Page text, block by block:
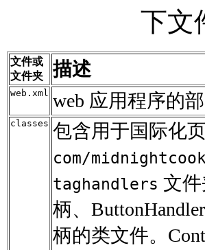
下文
文件或
文件夹
描述
web.xml web 应用程序的
classes 包含用于国际化
com/
taghandlers 文件
柄、
柄的类文件。